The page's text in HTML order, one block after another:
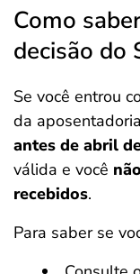
Como
decisão do
Se você entrou
da
antes de abril
válida e você
recebidos.
Para saber se